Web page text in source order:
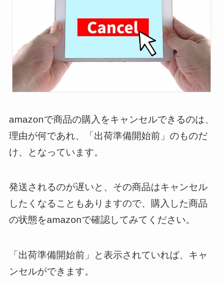
amazonで商品の購入をキャンセルできるのは、
理由が何であれ、「出荷準備開始前」のものだ
け、となっています。
発送されるのが遅いと、その商品はキャンセル
したくなることもありますので、購入した商品
の状態をamazonで確認してみてください。
「出荷準備開始前」と表示されていれば、キャ
ンセルができます。